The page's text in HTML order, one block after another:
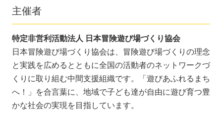
主催者
特定非営利活動法人 日本冒険遊び場づくり協会
日本冒険遊び場づくり協会は、冒険遊び場づくりの理念
と実践を広めるとともに全国の活動者のネットワークづ
くりに取り組む中間支援組織です。「遊びあふれるまち
へ！」を合言葉に、地域で子ども達が自由に遊び育つ豊
かな社会の実現を目指しています。